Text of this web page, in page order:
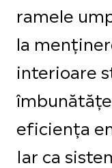
ramele
la
interioare
eficiența
Iar ca